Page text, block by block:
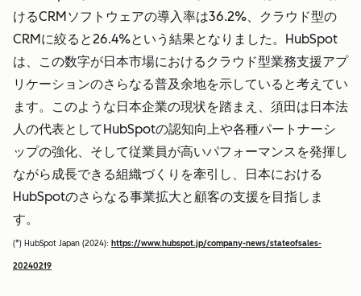
けるCRMソフトウェアの導入率は36.2%、クラウド型の
CRMに絞ると26.4%という結果となりました。HubSpot
は、この数字が日本市場におけるクラウド型業務支援アプ
リケーションのさらなる普及余地を示していると考えてい
ます。このような日本企業の現状を踏まえ、須田は日本法
人の代表としてHubSpotの認知向上や各種パートナーシ
ップの強化、そして従業員が高いパフォーマンスを発揮し
ながら成長できる組織づくりを牽引し、日本における
HubSpotのさらなる事業拡大と顧客の支援を目指しま
す。
(*) HubSpot Japan (2024): https://www.hubspot.jp/company-news/stateofsales-
20240219